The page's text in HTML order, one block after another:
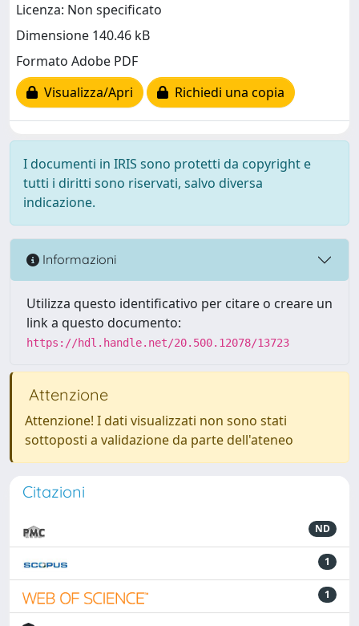
Licenza: Non specificato
Dimensione 140.46 kB
Formato Adobe PDF
Visualizza/Apri
Richiedi una copia
I documenti in IRIS sono protetti da copyright e
tutti i diritti sono riservati, salvo diversa
indicazione.
Informazioni
Utilizza questo identificativo per citare o creare un
link a questo documento:
https://hdl.handle.net/20.500.12078/13723
Attenzione
Attenzione! I dati visualizzati non sono stati
sottoposti a validazione da parte dell'ateneo
Citazioni
ND
1
1